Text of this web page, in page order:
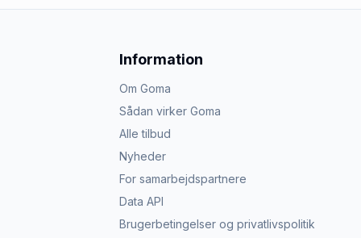
Information
Om Goma
Sådan virker Goma
Alle tilbud
Nyheder
For samarbejdspartnere
Data API
Brugerbetingelser og privatlivspolitik